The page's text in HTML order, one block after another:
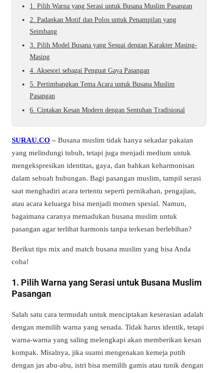
1. Pilih Warna yang Serasi untuk Busana Muslim Pasangan
2. Padankan Motif dan Polos untuk Penampilan yang
Seimbang
3. Pilih Model Busana yang Sesuai dengan Karakter Masing-
Masing
4. Aksesori sebagai Penguat Gaya Pasangan
5. Pertimbangkan Tema Acara untuk Busana Muslim
Pasangan
6. Ciptakan Kesan Modern dengan Sentuhan Tradisional
SURAU.CO – Busana muslim tidak hanya sekadar pakaian
yang melindungi tubuh, tetapi juga menjadi medium untuk
mengekspresikan identitas, gaya, dan bahkan keharmonisan
dalam sebuah hubungan. Bagi pasangan muslim, tampil serasi
saat menghadiri acara tertentu seperti pernikahan, pengajian,
atau acara keluarga bisa menjadi momen spesial. Namun,
bagaimana caranya memadukan busana muslim untuk
pasangan agar terlihat harmonis tanpa terkesan berlebihan?
Berikut tips mix and match busana muslim yang bisa Anda
coba!
1. Pilih Warna yang Serasi untuk Busana Muslim
Pasangan
Salah satu cara termudah untuk menciptakan keserasian adalah
dengan memilih warna yang senada. Tidak harus identik, tetapi
warna-warna yang saling melengkapi akan memberikan kesan
kompak. Misalnya, jika suami mengenakan kemeja putih
dengan jas abu-abu, istri bisa memilih gamis atau tunik dengan